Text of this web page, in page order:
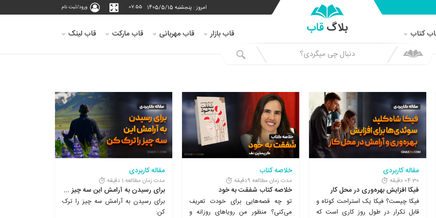
امروز : پنجشنبه 1405/5/15 07:55 ورود/ثبت نام
کتاب بلاگقاب قاب بازار قاب مهربانی قاب مارکت قاب لینک
مقاله کاربردی
04:30 دقیقه
فیکا افزایش بهره‌وری در محل کار
فیکا چیست؟ فیکا یک استراحت کوتاه و
قابل تکرار در طول روز کاری است که
خلاصه کتاب
مدت زمان مطالعه 9دقیقه
خلاصه کتاب شفقت به خود
تو چه قصه‌هایی برای خودت تعریف
می‌کنی؟ منظور من رویاهای روزانه و
مقاله کاربردی
مدت زمان مطالعه 1 دقیقه
برای رسیدن به آرامش این سه چیز را ترک کن...
ﺑﺮﺍﯼ ﺭﺳﯿﺪﻥ ﺑﻪ ﺁﺭﺍﻣﺶ ﺳﻪ ﭼﯿﺰ ﺭﺍ ﺗﺮﮎ
ﮐﻦ: